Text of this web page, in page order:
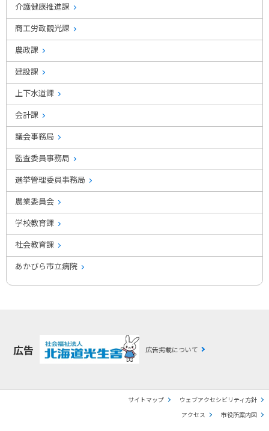
介護健康推進課
商工労政観光課
農政課
建設課
上下水道課
会計課
議会事務局
監査委員事務局
選挙管理委員事務局
農業委員会
学校教育課
社会教育課
あかびら市立病院
広告 広告掲載について
サイトマップ
ウェブアクセシビリティ方針
アクセス
市役所案内図